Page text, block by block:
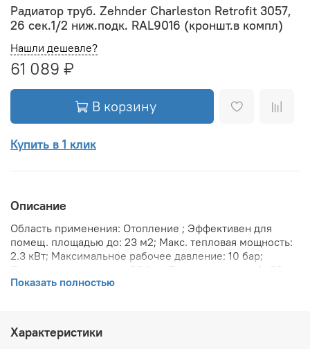
Радиатор труб. Zehnder Charleston Retrofit 3057,
26 сек.1/2 ниж.подк. RAL9016 (кроншт.в компл)
Нашли дешевле?
61 089 ₽
В корзину
Купить в 1 клик
Описание
Область применения: Отопление ; Эффективен для
помещ. площадью до: 23 м2; Макс. тепловая мощность:
2.3 кВт; Максимальное рабочее давление: 10 бар;
2301 Вт; Теплоотдача при Δt 60: 1872 Вт; Теплоотдача
; Макс. температура теплоносителя: 110 °С; Межосевое
расстояние: 500 мм; Давление опрессовки: 15 бар;
Показать полностью
Характеристики